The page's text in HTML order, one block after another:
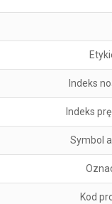
Indeks
Indeks
Symbol
Kod